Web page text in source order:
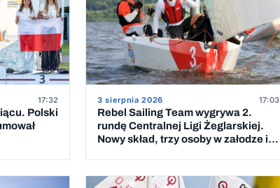
17:32
Polski
3 sierpnia 2026 17:03
Rebel Sailing Team wygrywa 2.
rundę Centralnej Ligi Żeglarskiej.
Nowy skład, trzy osoby w załodze i 5